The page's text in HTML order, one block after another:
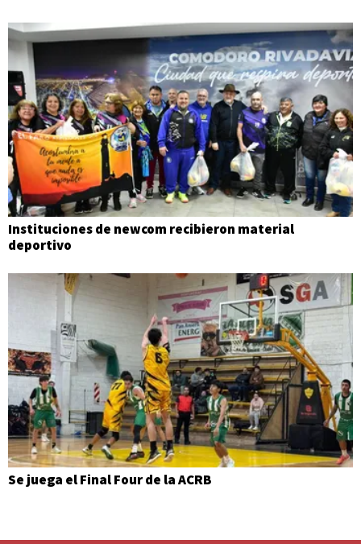
Instituciones de newcom recibieron material
deportivo
Se juega el Final Four de la ACRB